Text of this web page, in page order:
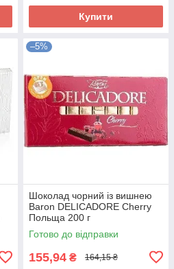
Купити
–5%
Шоколад чорний із вишнею
Baron DELICADORE Cherry
Польща 200 г
Готово до відправки
155,94 ₴ 164,15 ₴